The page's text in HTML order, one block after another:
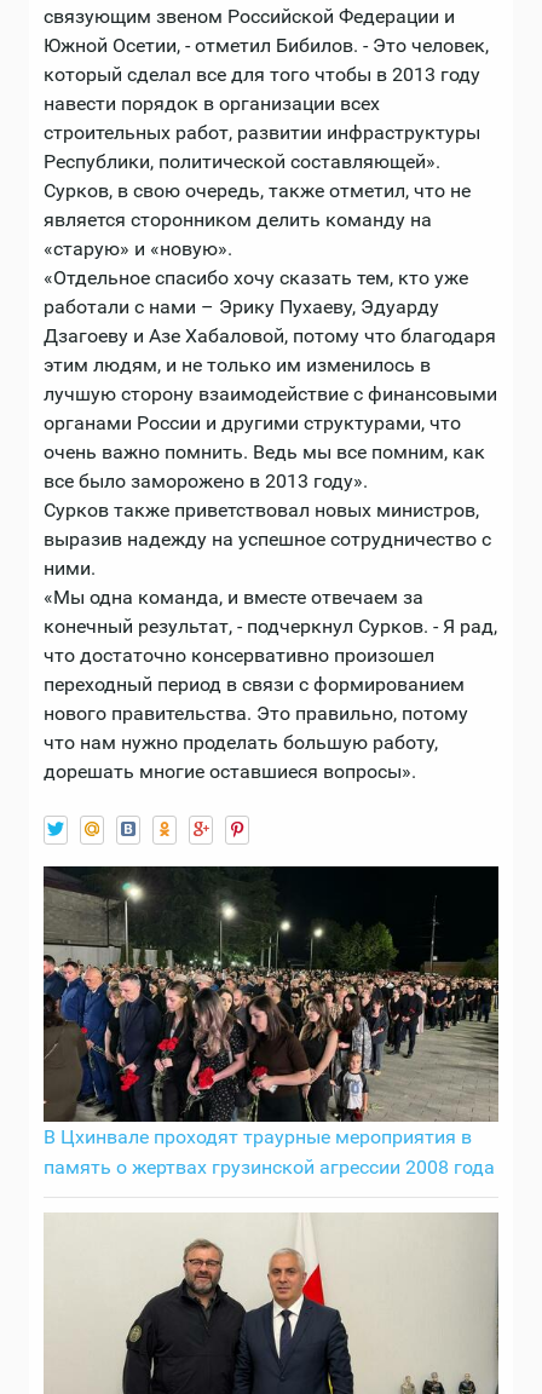
связующим звеном Российской Федерации и
Южной Осетии, - отметил Бибилов. - Это человек,
который сделал все для того чтобы в 2013 году
навести порядок в организации всех
строительных работ, развитии инфраструктуры
Республики, политической составляющей».
Сурков, в свою очередь, также отметил, что не
является сторонником делить команду на
«старую» и «новую».
«Отдельное спасибо хочу сказать тем, кто уже
работали с нами – Эрику Пухаеву, Эдуарду
Дзагоеву и Азе Хабаловой, потому что благодаря
этим людям, и не только им изменилось в
лучшую сторону взаимодействие с финансовыми
органами России и другими структурами, что
очень важно помнить. Ведь мы все помним, как
все было заморожено в 2013 году».
Сурков также приветствовал новых министров,
выразив надежду на успешное сотрудничество с
ними.
«Мы одна команда, и вместе отвечаем за
конечный результат, - подчеркнул Сурков. - Я рад,
что достаточно консервативно произошел
переходный период в связи с формированием
нового правительства. Это правильно, потому
что нам нужно проделать большую работу,
дорешать многие оставшиеся вопросы».
В Цхинвале проходят траурные мероприятия в
память о жертвах грузинской агрессии 2008 года